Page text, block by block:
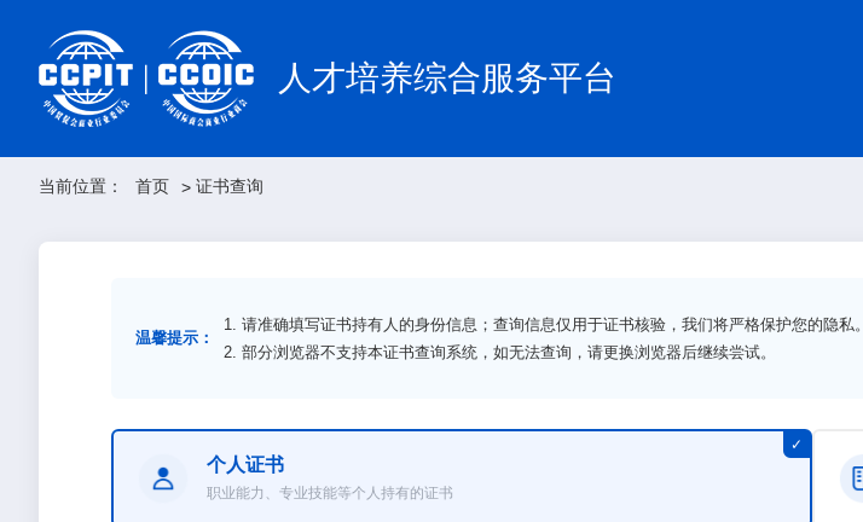
人才培养综合服务平台
当前位置： 首页 > 证书查询
温馨提示：
1. 请准确填写证书持有人的身份信息；查询信息仅用于证书核验，我们将严格保护您的隐私。
2. 部分浏览器不支持本证书查询系统，如无法查询，请更换浏览器后继续尝试。
个人证书
职业能力、专业技能等个人持有的证书